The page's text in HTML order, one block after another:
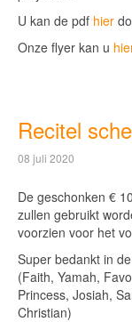
U kan de pdf hier
Onze flyer kan u
Recitel
08 juli 2020
De geschonken €
zullen gebruikt
voorzien voor het
Super bedankt in
(Faith, Yamah,
Princess, Josiah,
Christian)